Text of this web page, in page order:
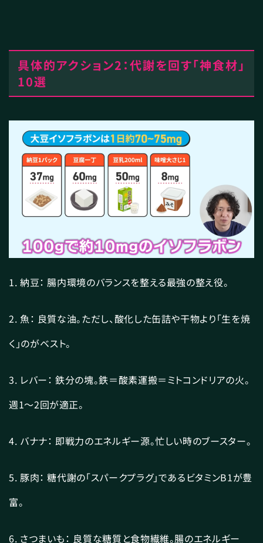
具体的アクション2：代謝を回す「神食材」
10選
1. 納豆： 腸内環境のバランスを整える最強の整え役。
2. 魚： 良質な油。ただし、酸化した缶詰や干物より「生を焼
く」のがベスト。
3. レバー： 鉄分の塊。鉄＝酸素運搬＝ミトコンドリアの火。
週1〜2回が適正。
4. バナナ： 即戦力のエネルギー源。忙しい時のブースター。
5. 豚肉： 糖代謝の「スパークプラグ」であるビタミンB1が豊
富。
6. さつまいも： 良質な糖質と食物繊維。腸のエネルギー